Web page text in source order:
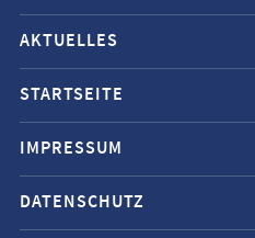
Mobile-
Service-
Navigation
und
Social
Media
Kontakte
AKTUELLES
STARTSEITE
IMPRESSUM
DATENSCHUTZ